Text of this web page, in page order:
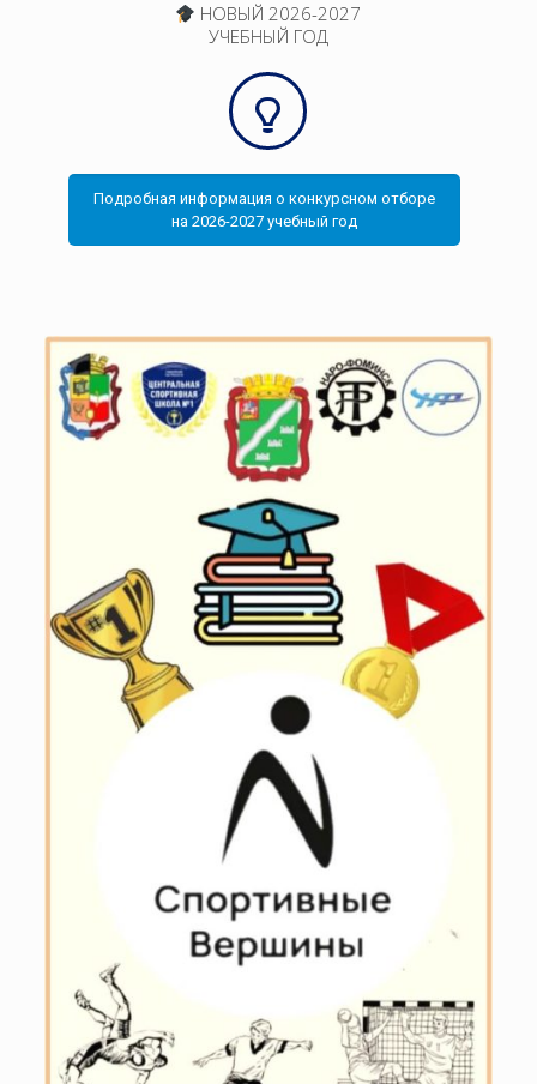
НОВЫЙ 2026-2027
УЧЕБНЫЙ ГОД
Подробная информация о конкурсном отборе
на 2026-2027 учебный год